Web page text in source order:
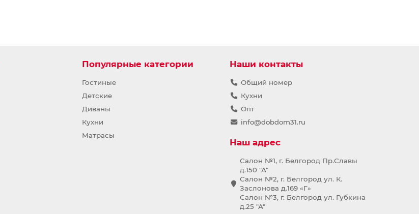
Популярные категории
Гостиные
Детские
Диваны
Кухни
Матрасы
Наши контакты
Общий номер
Кухни
Опт
info@dobdom31.ru
Наш адрес
Салон №1, г. Белгород Пр.Славы
д.150 "А"
Салон №2, г. Белгород ул. К.
Заслонова д.169 «Г»
Салон №3, г. Белгород ул. Губкина
д.25 "А"